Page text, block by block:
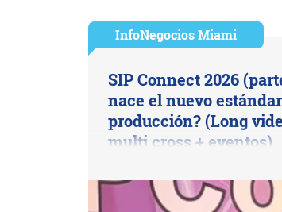
InfoNegocios Miami
SIP Connect 2026
nace el nuevo
producción? (Long
multi cross + eventos)